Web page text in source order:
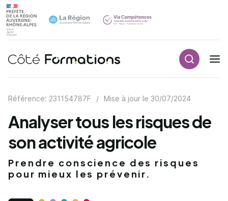
Navigation principale
Référence: 231154787F / Mise à jour le 30/07/2024
Analyser tous les risques de
son activité agricole
Prendre conscience des risques
pour mieux les prévenir.